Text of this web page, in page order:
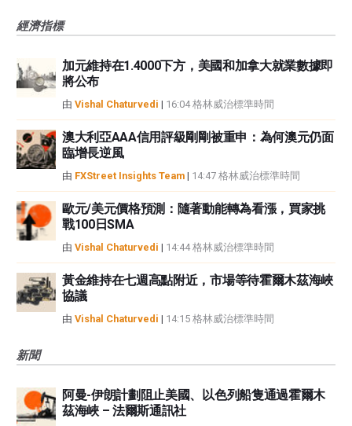
經濟指標
加元維持在1.4000下方，美國和加拿大就業數據即
將公布
由 Vishal Chaturvedi | 16:04 格林威治標準時間
澳大利亞AAA信用評級剛剛被重申：為何澳元仍面
臨增長逆風
由 FXStreet Insights Team | 14:47 格林威治標準時間
歐元/美元價格預測：隨著動能轉為看漲，買家挑
戰100日SMA
由 Vishal Chaturvedi | 14:44 格林威治標準時間
黃金維持在七週高點附近，市場等待霍爾木茲海峽
協議
由 Vishal Chaturvedi | 14:15 格林威治標準時間
新聞
阿曼-伊朗計劃阻止美國、以色列船隻通過霍爾木
茲海峽 – 法爾斯通訊社